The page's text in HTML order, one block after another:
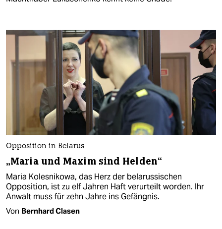
Opposition in Belarus
„Maria und Maxim sind Helden“
Maria Kolesnikowa, das Herz der belarussischen
Opposition, ist zu elf Jahren Haft verurteilt worden. Ihr
Anwalt muss für zehn Jahre ins Gefängnis.
Von Bernhard Clasen